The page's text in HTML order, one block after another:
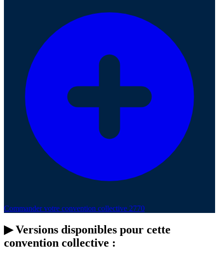
Commander votre convention collective 2770
▶Versions disponibles pour cette
convention collective :